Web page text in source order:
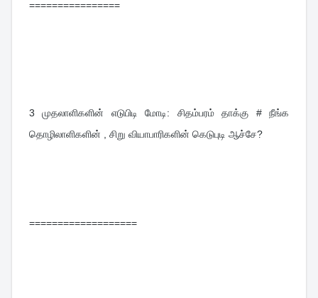
================
3 முதலாளிகளின் எடுபிடி மோடி: சிதம்பரம் தாக்கு # நீங்க
தொழிலாளிகளின் , சிறு வியாபாரிகளின் கெடுபுடி ஆச்சே?
===================